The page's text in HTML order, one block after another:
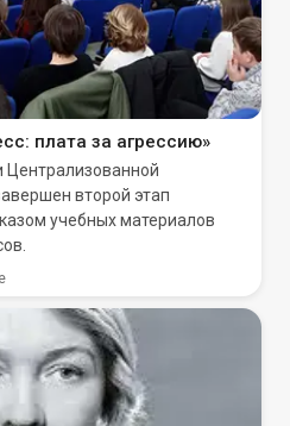
плата за агрессию»
Централизованной
второй этап
учебных материалов